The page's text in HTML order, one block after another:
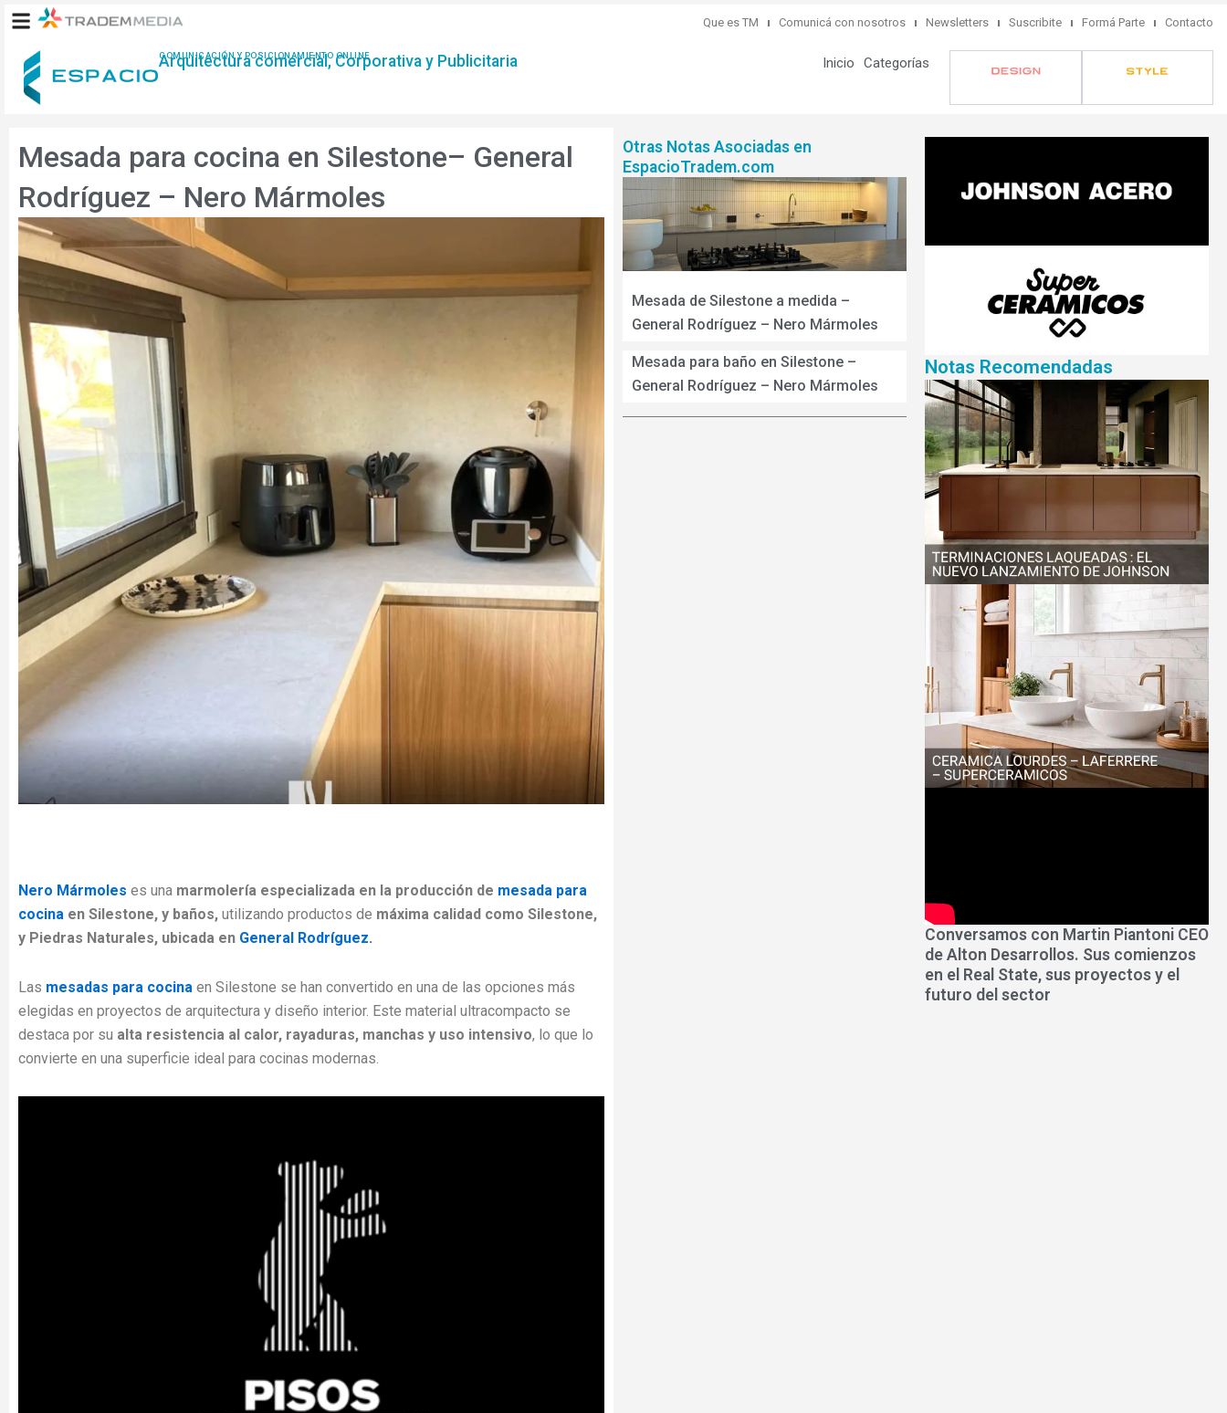
contenido
Que es TM Comunicá con nosotros Newsletters Suscribite Formá Parte Contacto
COMUNICACIÓN Y POSICIONAMIENTO ONLINE
Arquitectura comercial, Corporativa y Publicitaria Inicio Categorías
Mesada para cocina en Silestone– General
Rodríguez – Nero Mármoles
Nero Mármoles es una marmolería especializada en la producción de mesada para
cocina en Silestone, y baños, utilizando productos de máxima calidad como Silestone,
y Piedras Naturales, ubicada en General Rodríguez.
Las mesadas para cocina en Silestone se han convertido en una de las opciones más
elegidas en proyectos de arquitectura y diseño interior. Este material ultracompacto se
destaca por su alta resistencia al calor, rayaduras, manchas y uso intensivo, lo que lo
convierte en una superficie ideal para cocinas modernas.
Otras Notas Asociadas en
EspacioTradem.com
Mesada de Silestone a medida –
General Rodríguez – Nero Mármoles
Mesada para baño en Silestone –
General Rodríguez – Nero Mármoles
Notas Recomendadas
Conversamos con Martin Piantoni CEO
de Alton Desarrollos. Sus comienzos
en el Real State, sus proyectos y el
futuro del sector